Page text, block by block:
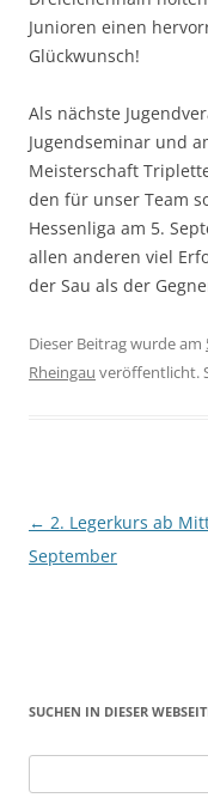
Junioren einen
Glückwunsch!
Als nächste
Jugendseminar und
Meisterschaft
den für unser Team
Hessenliga am 5.
allen anderen viel
der Sau als der
Dieser Beitrag wurde am
Rheingau veröffentlicht.
Beitragsnavigation
← 2. Legerkurs ab
September
SUCHEN IN DIESER
nach: